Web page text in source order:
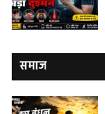
समाज